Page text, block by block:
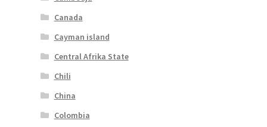
Canada
Cayman island
Central Afrika State
Chili
China
Colombia